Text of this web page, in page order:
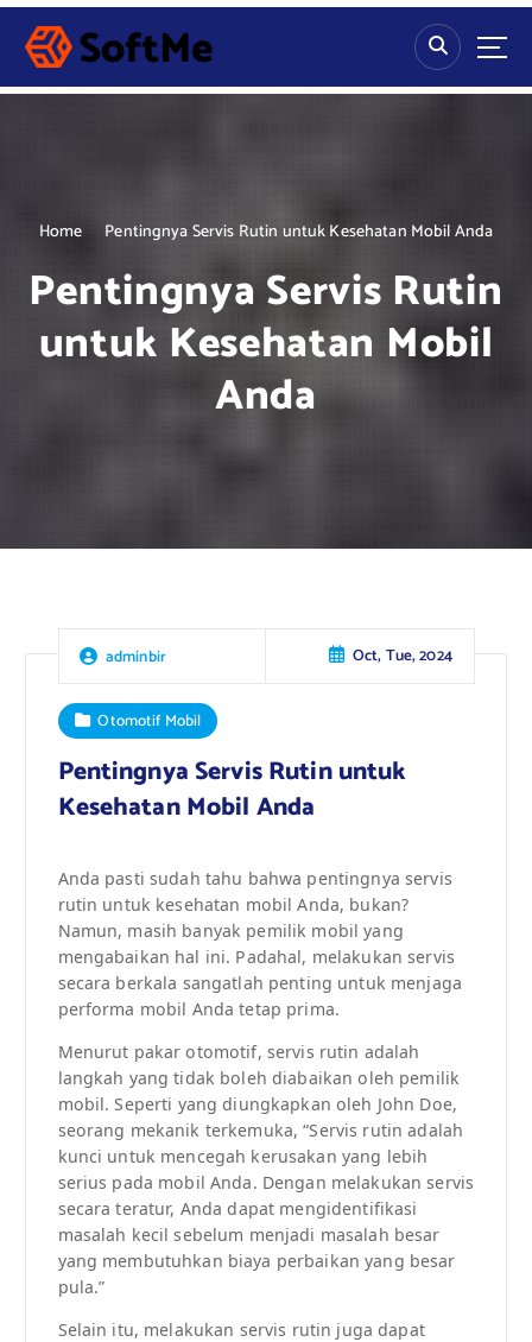
S
p
Home Pentingnya Servis Rutin untuk Kesehatan Mobil Anda
Pentingnya Servis Rutin
untuk Kesehatan Mobil
Anda
adminbir Oct, Tue, 2024
Otomotif Mobil
Pentingnya Servis Rutin untuk
Kesehatan Mobil Anda
Anda pasti sudah tahu bahwa pentingnya servis
rutin untuk kesehatan mobil Anda, bukan?
Namun, masih banyak pemilik mobil yang
mengabaikan hal ini. Padahal, melakukan servis
secara berkala sangatlah penting untuk menjaga
performa mobil Anda tetap prima.
Menurut pakar otomotif, servis rutin adalah
langkah yang tidak boleh diabaikan oleh pemilik
mobil. Seperti yang diungkapkan oleh John Doe,
seorang mekanik terkemuka, “Servis rutin adalah
kunci untuk mencegah kerusakan yang lebih
serius pada mobil Anda. Dengan melakukan servis
secara teratur, Anda dapat mengidentifikasi
masalah kecil sebelum menjadi masalah besar
yang membutuhkan biaya perbaikan yang besar
pula.”
Selain itu, melakukan servis rutin juga dapat